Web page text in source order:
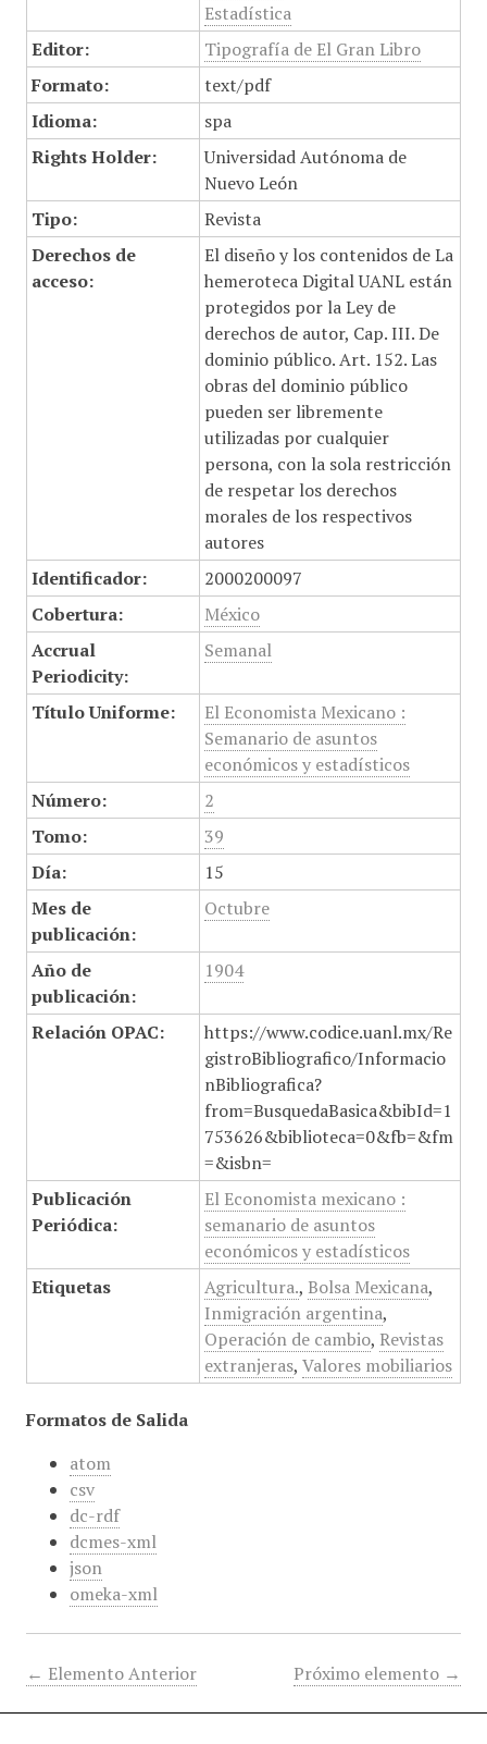
Estadística
Editor:
Tipografía de El Gran Libro
Formato:
text/pdf
Idioma:
spa
Rights Holder:
Universidad Autónoma de
Nuevo León
Tipo:
Revista
Derechos de
acceso:
El diseño y los contenidos de La
hemeroteca Digital UANL están
protegidos por la Ley de
derechos de autor, Cap. III. De
dominio público. Art. 152. Las
obras del dominio público
pueden ser libremente
utilizadas por cualquier
persona, con la sola restricción
de respetar los derechos
morales de los respectivos
autores
Identificador:
2000200097
Cobertura:
México
Accrual
Periodicity:
Semanal
Título Uniforme:
El Economista Mexicano :
Semanario de asuntos
económicos y estadísticos
Número:
2
Tomo:
39
Día:
15
Mes de
publicación:
Octubre
Año de
publicación:
1904
Relación OPAC:
https://www.codice.uanl.mx/Re
gistroBibliografico/Informacio
nBibliografica?
from=BusquedaBasica&bibId=1
753626&biblioteca=0&fb=&fm
=&isbn=
Publicación
Periódica:
El Economista mexicano :
semanario de asuntos
económicos y estadísticos
Etiquetas
Agricultura., Bolsa Mexicana,
Inmigración argentina,
Operación de cambio, Revistas
extranjeras, Valores mobiliarios
Formatos de Salida
atom
csv
dc-rdf
dcmes-xml
json
omeka-xml
← Elemento Anterior Próximo elemento →